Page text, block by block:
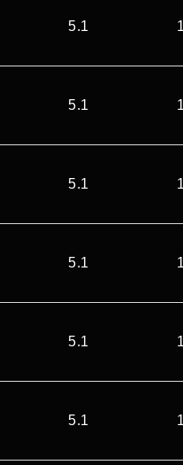
5.1
5.1
5.1
5.1
5.1
5.1